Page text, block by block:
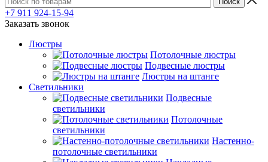
+7 911 924-15-94
Заказать звонок
Люстры
Потолочные люстры
Подвесные люстры
Люстры на штанге
Светильники
Подвесные
светильники
Потолочные
светильники
Настенно-
потолочные светильники